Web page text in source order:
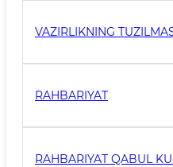
VAZIRLIKNING
RAHBARIYAT
RAHBARIYAT QABUL